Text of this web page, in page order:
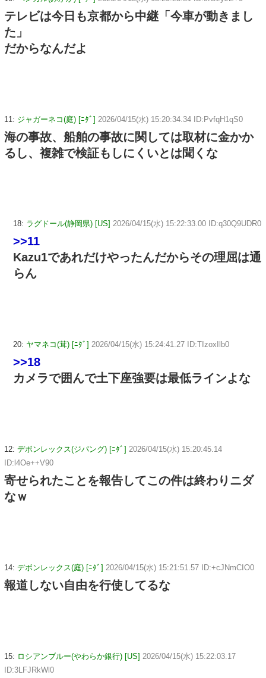
テレビは今日も京都から中継「今車が動きまし
た」
だからなんだよ
11: ジャガーネコ(庭) [ﾆﾀﾞ] 2026/04/15(水) 15:20:34.34 ID:PvfqH1qS0
海の事故、船舶の事故に関しては取材に金かか
るし、複雑で検証もしにくいとは聞くな
18: ラグドール(静岡県) [US] 2026/04/15(水) 15:22:33.00 ID:q30Q9UDR0
>>11
Kazu1であれだけやったんだからその理屈は通
らん
20: ヤマネコ(茸) [ﾆﾀﾞ] 2026/04/15(水) 15:24:41.27 ID:TIzoxIlb0
>>18
カメラで囲んで土下座強要は最低ラインよな
12: デボンレックス(ジパング) [ﾆﾀﾞ] 2026/04/15(水) 15:20:45.14
ID:l4Oe++V90
寄せられたことを報告してこの件は終わりニダ
なｗ
14: デボンレックス(庭) [ﾆﾀﾞ] 2026/04/15(水) 15:21:51.57 ID:+cJNmCIO0
報道しない自由を行使してるな
15: ロシアンブルー(やわらか銀行) [US] 2026/04/15(水) 15:22:03.17
ID:3LFJRkWl0